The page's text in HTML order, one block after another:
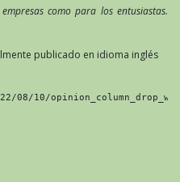
como para los entusiastas.
publicado en idioma inglés
08/10/